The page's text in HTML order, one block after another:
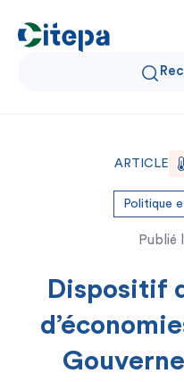
Qui sommes-nous ?
Données Air et
Expertise et
ARTICLE
Politique
Publié
Dispositif